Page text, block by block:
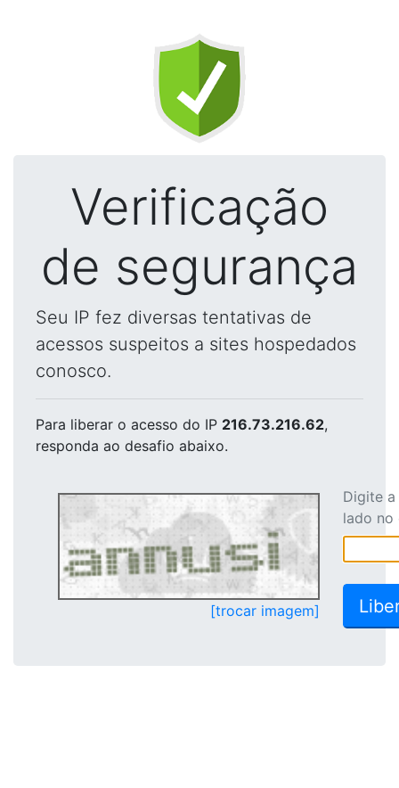
Verificação
de segurança
Seu IP fez diversas tentativas de
acessos suspeitos a sites hospedados
conosco.
Para liberar o acesso do IP 216.73.216.62,
responda ao desafio abaixo.
[trocar imagem]
Digite
lado no